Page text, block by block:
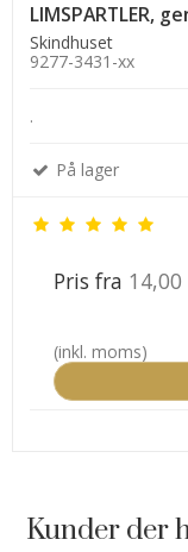
LIMSPARTLER,
Skindhuset
9277-3431-xx
.
På lager
Pris fra 14,00
(inkl. moms)
Kunder der